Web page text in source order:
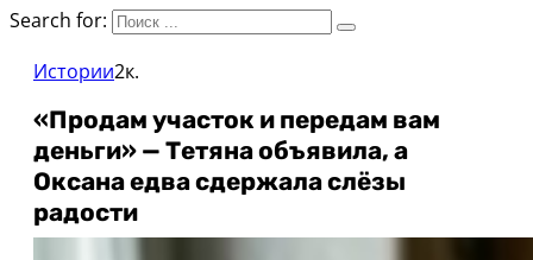
Search for:
Истории2к.
«Продам участок и передам вам
деньги» — Тетяна объявила, а
Оксана едва сдержала слёзы
радости